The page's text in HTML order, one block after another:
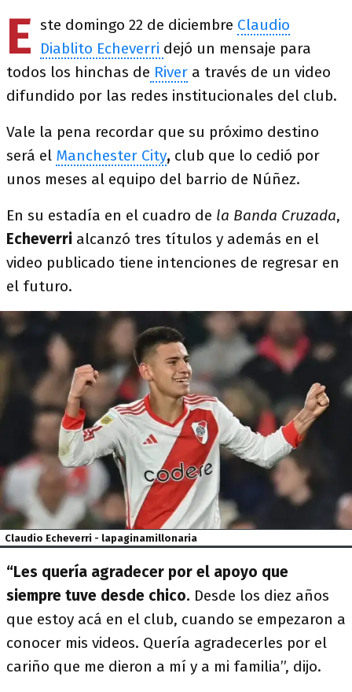
E ste domingo 22 de diciembre Claudio
Diablito Echeverri dejó un mensaje para
todos los hinchas de River a través de un video
difundido por las redes institucionales del club.
Vale la pena recordar que su próximo destino
será el Manchester City, club que lo cedió por
unos meses al equipo del barrio de Núñez.
En su estadía en el cuadro de la Banda Cruzada,
Echeverri alcanzó tres títulos y además en el
video publicado tiene intenciones de regresar en
el futuro.
Claudio Echeverri - lapaginamillonaria
“Les quería agradecer por el apoyo que
siempre tuve desde chico. Desde los diez años
que estoy acá en el club, cuando se empezaron a
conocer mis videos. Quería agradecerles por el
cariño que me dieron a mí y a mi familia”, dijo.